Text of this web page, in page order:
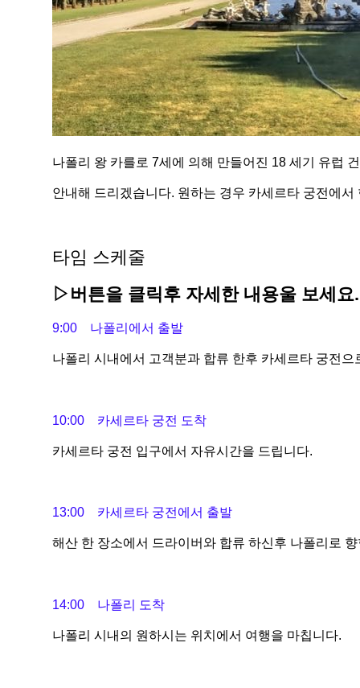
나폴리 왕 카를로 7세에 의해 만들어진 18 세기 유럽
안내해 드리겠습니다. 원하는 경우 카세르타 궁전에
타임 스케줄
▷버튼을 클릭후 자세한 내용울 보세요.
9:00 나폴리에서 출발
나폴리 시내에서 고객분과 합류 한후 카세르타 궁전으
10:00 카세르타 궁전 도착
카세르타 궁전 입구에서 자유시간을 드립니다.
13:00 카세르타 궁전에서 출발
해산 한 장소에서 드라이버와 합류 하신후 나폴리로
14:00 나폴리 도착
나폴리 시내의 원하시는 위치에서 여행을 마칩니다.